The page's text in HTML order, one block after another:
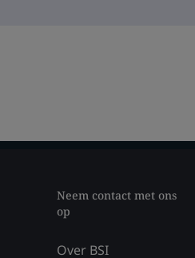
Neem contact met ons
op
Over BSI